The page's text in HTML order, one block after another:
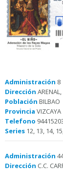
Administración 8
Dirección ARENAL,
Población BILBAO
Provincia VIZCAYA
Telefono
Series 12, 13, 14,
Administración
Dirección C.C.